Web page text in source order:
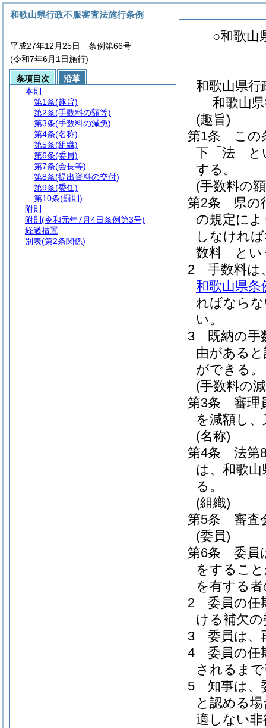
○和歌山
和歌山県
和歌山
(趣旨)
第1条
この
下「法」と
する。
(手数料の
第2条
県の
の規定に
しなけれ
数料」とい
2
手数料は
和歌山県条
ればなら
い。
3
既納の手
由がある
ができる。
(手数料の
第3条
審理
を減額し
(名称)
第4条
法第
は、和歌山
る。
(組織)
第5条
審査
(委員)
第6条
委員
をするこ
を有する
2
委員の任
ける補欠
3
委員は、
4
委員の任
されるま
5
知事は、
と認める
適しない
和歌山県行政不服審査法施行条例
平成27年12月25日 条例第66号
(令和7年6月1日施行)
条項目次
沿革
本則
第1条(趣旨)
第2条(手数料の額等)
第3条(手数料の減免)
第4条(名称)
第5条(組織)
第6条(委員)
第7条(会長等)
第8条(提出資料の交付)
第9条(委任)
第10条(罰則)
附則
附則 (令和元年7月4日条例第3号)
経過措置
別表(第2条関係)